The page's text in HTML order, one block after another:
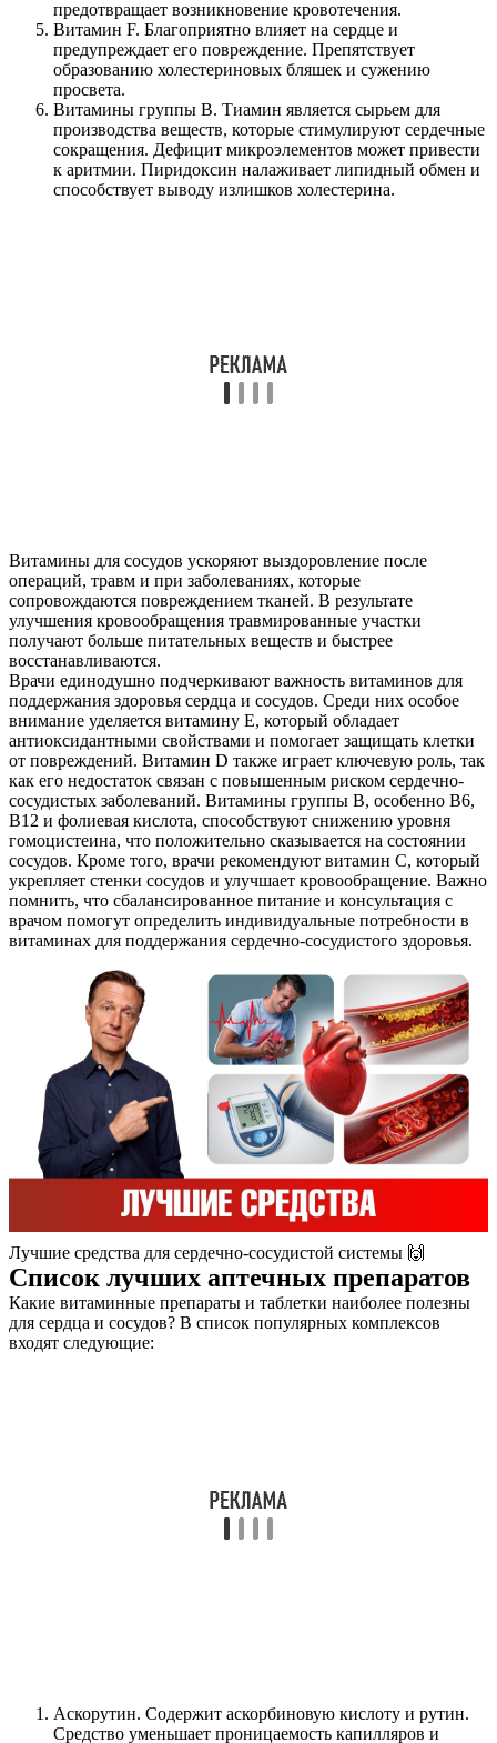
предотвращает возникновение кровотечения.
Витамин F. Благоприятно влияет на сердце и
предупреждает его повреждение. Препятствует
образованию холестериновых бляшек и сужению
просвета.
Витамины группы B. Тиамин является сырьем для
производства веществ, которые стимулируют сердечные
сокращения. Дефицит микроэлементов может привести
к аритмии. Пиридоксин налаживает липидный обмен и
способствует выводу излишков холестерина.
Витамины для сосудов ускоряют выздоровление после
операций, травм и при заболеваниях, которые
сопровождаются повреждением тканей. В результате
улучшения кровообращения травмированные участки
получают больше питательных веществ и быстрее
восстанавливаются.
Врачи единодушно подчеркивают важность витаминов для
поддержания здоровья сердца и сосудов. Среди них особое
внимание уделяется витамину Е, который обладает
антиоксидантными свойствами и помогает защищать клетки
от повреждений. Витамин D также играет ключевую роль, так
как его недостаток связан с повышенным риском сердечно-
сосудистых заболеваний. Витамины группы B, особенно B6,
B12 и фолиевая кислота, способствуют снижению уровня
гомоцистеина, что положительно сказывается на состоянии
сосудов. Кроме того, врачи рекомендуют витамин C, который
укрепляет стенки сосудов и улучшает кровообращение. Важно
помнить, что сбалансированное питание и консультация с
врачом помогут определить индивидуальные потребности в
витаминах для поддержания сердечно-сосудистого здоровья.
Лучшие средства для сердечно-сосудистой системы 🙌
Список лучших аптечных препаратов
Какие витаминные препараты и таблетки наиболее полезны
для сердца и сосудов? В список популярных комплексов
входят следующие:
Аскорутин. Содержит аскорбиновую кислоту и рутин.
Средство уменьшает проницаемость капилляров и